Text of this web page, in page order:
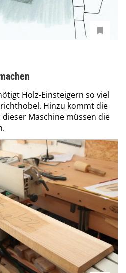
Holz-Einsteigern so viel
Hinzu kommt die
Maschine müssen die